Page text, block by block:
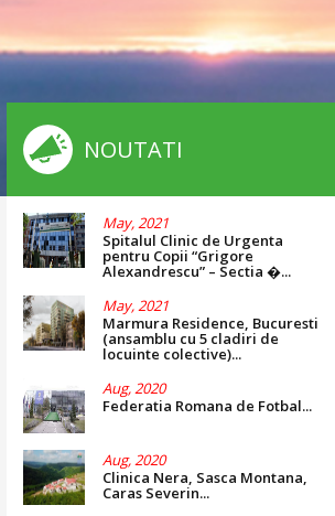
NOUTATI
May, 2021
Spitalul Clinic de Urgenta
pentru Copii “Grigore
Alexandrescu” – Sectia �...
May, 2021
Marmura Residence, Bucuresti
(ansamblu cu 5 cladiri de
locuinte colective)...
Aug, 2020
Federatia Romana de Fotbal...
Aug, 2020
Clinica Nera, Sasca Montana,
Caras Severin...